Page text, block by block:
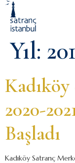
Yıl:
2020-
Başladı
Kadıköy Satranç